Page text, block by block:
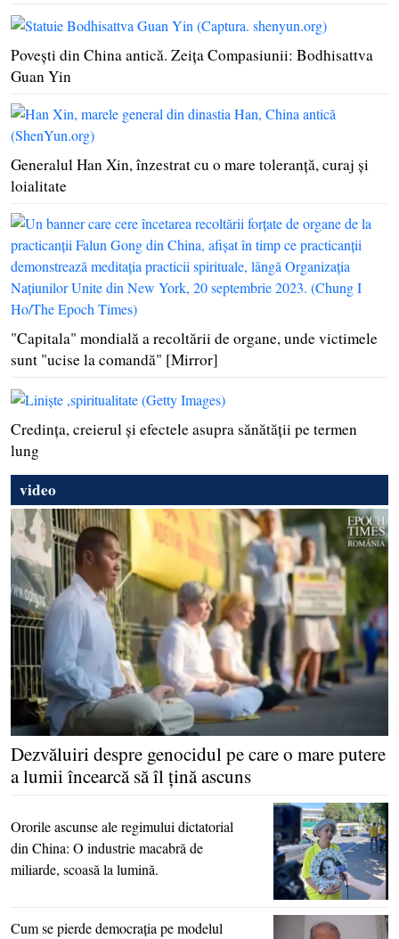
Poveşti din China antică. Zeiţa Compasiunii: Bodhisattva
Guan Yin
Generalul Han Xin, înzestrat cu o mare toleranţă, curaj şi
loialitate
"Capitala" mondială a recoltării de organe, unde victimele
sunt "ucise la comandă" [Mirror]
Credinţa, creierul şi efectele asupra sănătăţii pe termen
lung
video
Dezvăluiri despre genocidul pe care o mare putere
a lumii încearcă să îl ţină ascuns
Ororile ascunse ale regimului dictatorial
din China: O industrie macabră de
miliarde, scoasă la lumină.
Cum se pierde democraţia pe modelul